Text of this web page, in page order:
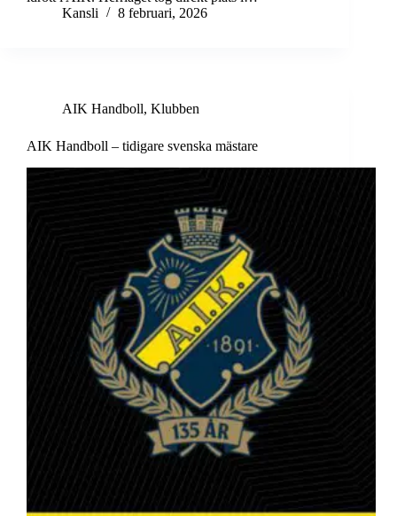
Kansli
8 februari, 2026
AIK Handboll, Klubben
AIK Handboll – tidigare svenska mästare